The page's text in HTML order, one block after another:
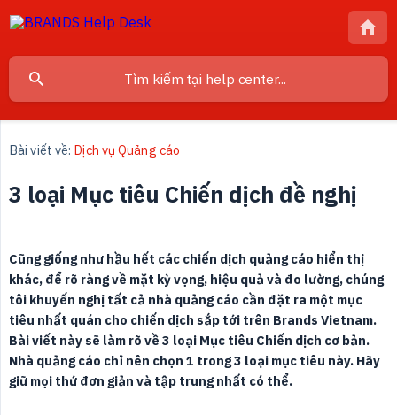
Bài viết về: Dịch vụ Quảng cáo
3 loại Mục tiêu Chiến dịch đề nghị
Cũng giống như hầu hết các chiến dịch quảng cáo hiển thị
khác, để rõ ràng về mặt kỳ vọng, hiệu quả và đo lường, chúng
tôi khuyến nghị tất cả nhà quảng cáo cần đặt ra một mục
tiêu nhất quán cho chiến dịch sắp tới trên Brands Vietnam.
Bài viết này sẽ làm rõ về 3 loại Mục tiêu Chiến dịch cơ bản.
Nhà quảng cáo chỉ nên chọn 1 trong 3 loại mục tiêu này. Hãy
giữ mọi thứ đơn giản và tập trung nhất có thể.